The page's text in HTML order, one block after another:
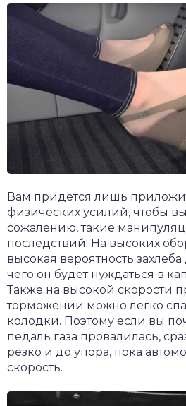
Вам придется лишь
физических усилий, чтобы
сожалению, такие
последствий. На высоких
высокая вероятность
чего он будет нуждаться в
Также на высокой скорости
торможении можно легко
колодки. Поэтому если вы
педаль газа провалилась,
резко и до упора, пока
скорость.